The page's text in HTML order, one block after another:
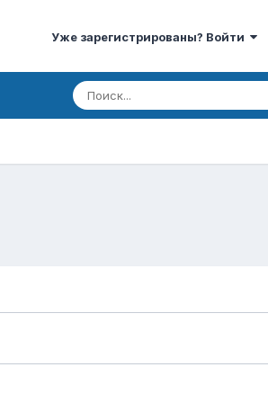
Уже зарегистрированы? Войти